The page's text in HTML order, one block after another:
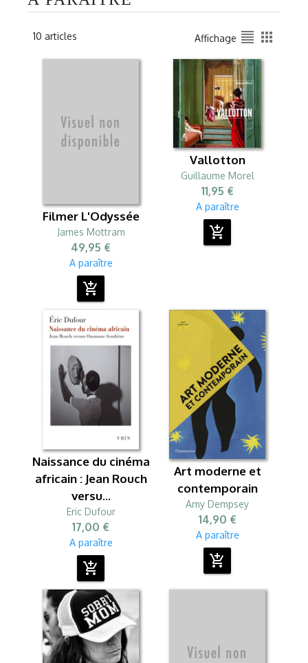
10 articles Affichage format_align_justify apps
Filmer L'Odyssée
James Mottram
49,95 €
A paraître
add_shopping_cart
Vallotton
Guillaume Morel
11,95 €
A paraître
add_shopping_cart
Naissance du cinéma
africain : Jean Rouch
versu...
Eric Dufour
17,00 €
A paraître
add_shopping_cart
Art moderne et
contemporain
Amy Dempsey
14,90 €
A paraître
add_shopping_cart